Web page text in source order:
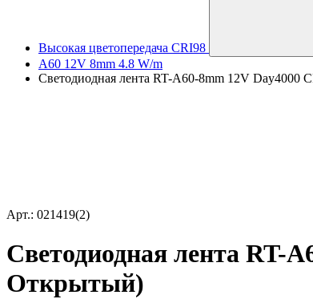
Высокая цветопередача CRI98
A60 12V 8mm 4.8 W/m
Светодиодная лента RT-A60-8mm 12V
Арт.: 021419(2)
Светодиодная лента RT-
Открытый)